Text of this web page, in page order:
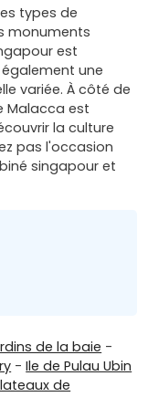
types de
monuments
est
une
variée. À côté de
Malacca est
la culture
pas l'occasion
singapour et
de la baie -
-Ile de Pulau Ubin
de